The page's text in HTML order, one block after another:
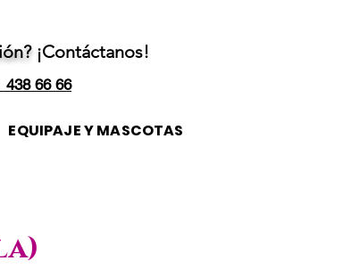
¡Contáctanos!
438 66 66
EQUIPAJE Y MASCOTAS